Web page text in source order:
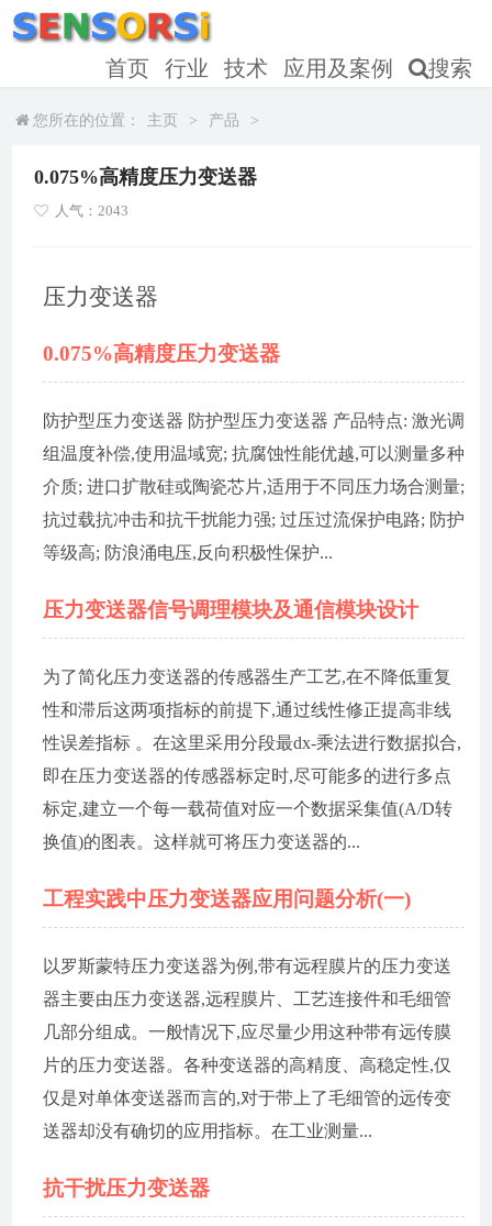
首页 行业 技术 应用及案例 搜索
您所在的位置： 主页 > 产品 >
0.075%高精度压力变送器
人气：2043
压力变送器
0.075%高精度压力变送器
防护型压力变送器 防护型压力变送器 产品特点: 激光调
组温度补偿,使用温域宽; 抗腐蚀性能优越,可以测量多种
介质; 进口扩散硅或陶瓷芯片,适用于不同压力场合测量;
抗过载抗冲击和抗干扰能力强; 过压过流保护电路; 防护
等级高; 防浪涌电压,反向积极性保护...
压力变送器信号调理模块及通信模块设计
为了简化压力变送器的传感器生产工艺,在不降低重复
性和滞后这两项指标的前提下,通过线性修正提高非线
性误差指标 。在这里采用分段最dx-乘法进行数据拟合,
即在压力变送器的传感器标定时,尽可能多的进行多点
标定,建立一个每一载荷值对应一个数据采集值(A/D转
换值)的图表。这样就可将压力变送器的...
工程实践中压力变送器应用问题分析(一)
以罗斯蒙特压力变送器为例,带有远程膜片的压力变送
器主要由压力变送器,远程膜片、工艺连接件和毛细管
几部分组成。一般情况下,应尽量少用这种带有远传膜
片的压力变送器。各种变送器的高精度、高稳定性,仅
仅是对单体变送器而言的,对于带上了毛细管的远传变
送器却没有确切的应用指标。在工业测量...
抗干扰压力变送器